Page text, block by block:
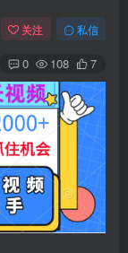
关注 私信
0 108 7